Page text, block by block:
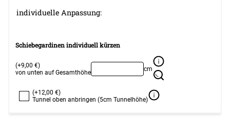
individuelle Anpassung:
Schiebegardinen individuell kürzen
(+9,00 €)
von unten auf Gesamthöhe
cm
(+12,00 €)
Tunnel oben anbringen (5cm Tunnelhöhe)